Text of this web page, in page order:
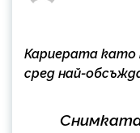
Кариерата като
сред най-